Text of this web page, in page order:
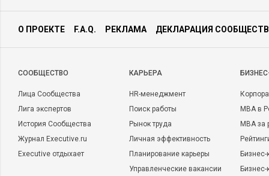
О ПРОЕКТЕ F.A.Q. РЕКЛАМА ДЕКЛАРАЦИЯ
CООБЩЕСТВО
Лица Сообщества
Лига экспертов
История Сообщества
Журнал Executive.ru
Executive отдыхает
КАРЬЕРА
HR-менеджмент
Поиск работы
Рынок труда
Личная эффективность
Планирование карьеры
Управленческие вакансии
MBA в
MBA
Бизнес-